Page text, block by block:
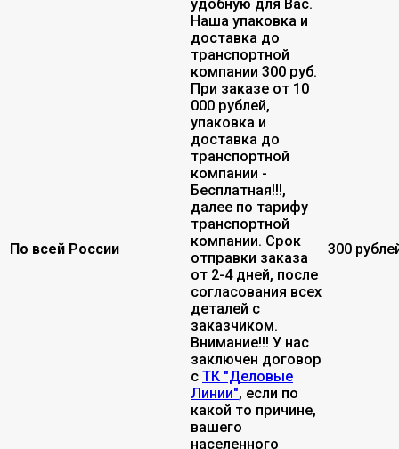
По всей России
удобную для Вас.
Наша упаковка и
доставка до
транспортной
компании 300 руб.
При заказе от 10
000 рублей,
упаковка и
доставка до
транспортной
компании -
Бесплатная!!!,
далее по тарифу
транспортной
компании. Срок
отправки заказа
от 2-4 дней, после
согласования всех
деталей с
заказчиком.
Внимание!!! У нас
заключен договор
с ТК "Деловые
Линии", если по
какой то причине,
вашего
населенного
300